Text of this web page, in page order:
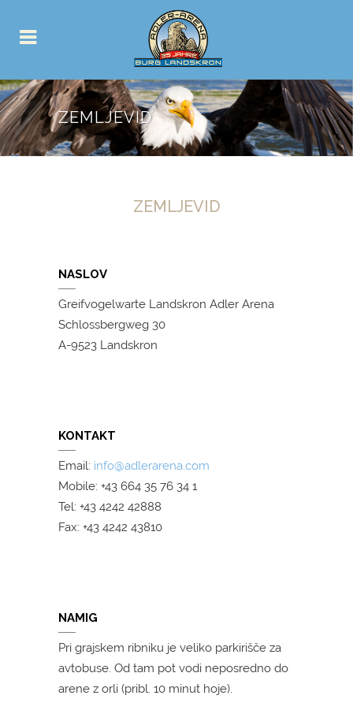
ZEMLJEVID
ZEMLJEVID
NASLOV
Greifvogelwarte Landskron Adler Arena
Schlossbergweg 30
A-9523 Landskron
KONTAKT
Email: info@adlerarena.com
Mobile: +43 664 35 76 34 1
Tel: +43 4242 42888
Fax: +43 4242 43810
NAMIG
Pri grajskem ribniku je veliko parkirišče za
avtobuse. Od tam pot vodi neposredno do
arene z orli (pribl. 10 minut hoje).